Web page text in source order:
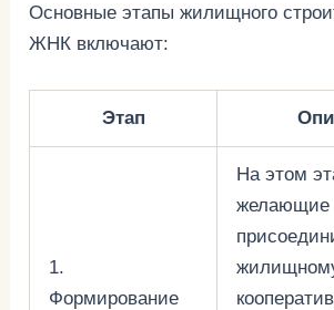
Основные этапы жилищного
ЖНК включают:
Этап
1.
Формирование
На этом
желающие